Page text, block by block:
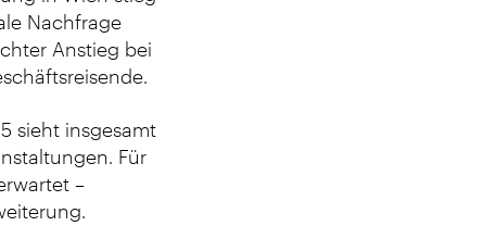
Nachfrage
Anstieg bei
sieht insgesamt
Für
–